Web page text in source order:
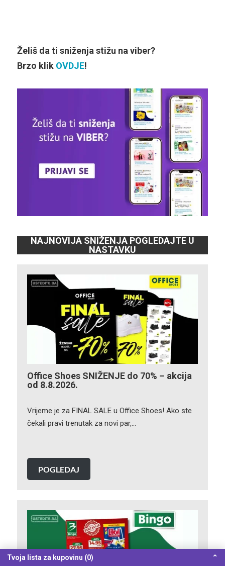
Želiš da ti sniženja stižu na viber?
Brzo klik OVDJE!
NAJNOVIJA SNIŽENJA POGLEDAJTE U
NASTAVKU
Office Shoes SNIŽENJE do 70% – akcija
od 8.8.2026.
Vrijeme je za FINAL SALE u Office Shoes! Ako ste
čekali pravi trenutak za novi par,…
POGLEDAJ
Tvoja lista za kupovinu (0) ⌃